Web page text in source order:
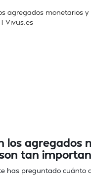
los agregados
tan
has preguntado cuánto